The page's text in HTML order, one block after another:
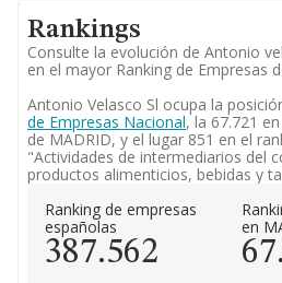
Rankings
Consulte la evolución de Antonio
en el mayor Ranking de Empresas
Antonio Velasco Sl ocupa la
de Empresas Nacional, la 67.721
de MADRID, y el lugar 851 en el
"Actividades de intermediarios del
productos alimenticios, bebidas y
Ranking de empresas
españolas
387.562
en